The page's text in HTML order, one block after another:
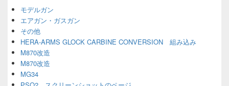
モデルガン
エアガン・ガスガン
その他
HERA-ARMS GLOCK CARBINE CONVERSION 組み込み
M870改造
M870改造
MG34